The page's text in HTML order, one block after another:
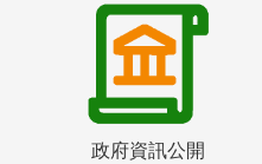
政府資訊公開